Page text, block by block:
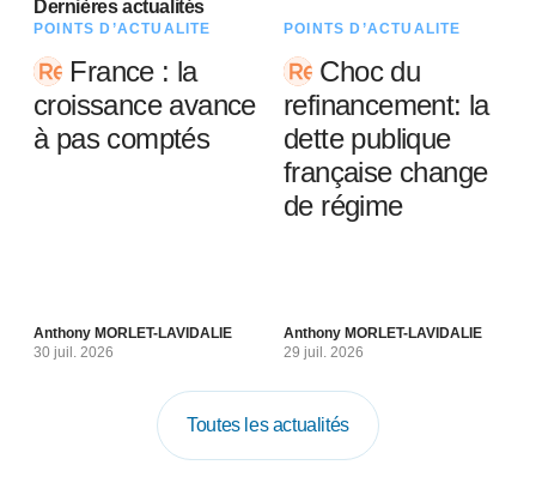
Dernières actualités
POINTS D’ACTUALITÉ
France : la
croissance avance
à pas comptés
Anthony MORLET-LAVIDALIE
30 juil. 2026
POINTS D’ACTUALITÉ
Choc du
refinancement: la
dette publique
française change
de régime
Anthony MORLET-LAVIDALIE
29 juil. 2026
Toutes les actualités